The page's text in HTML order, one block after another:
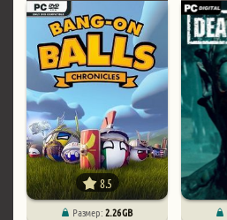
8.5
Размер:2.26 GB